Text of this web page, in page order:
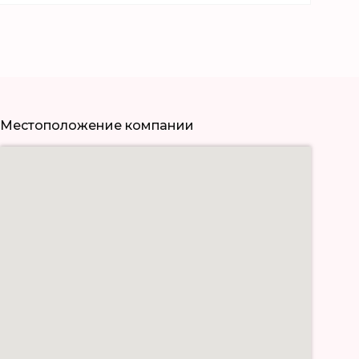
Местоположение компании